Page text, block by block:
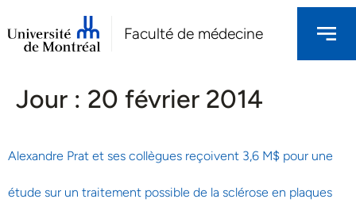
Faculté de médecine
Jour : 20 février 2014
Alexandre Prat et ses collègues reçoivent 3,6 M$ pour une
étude sur un traitement possible de la sclérose en plaques